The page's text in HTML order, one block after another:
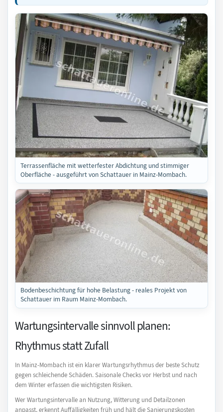
Terrassenfläche mit wetterfester Abdichtung und stimmiger
Oberfläche - ausgeführt von Schattauer in Mainz-Mombach.
Bodenbeschichtung für hohe Belastung - reales Projekt von
Schattauer im Raum Mainz-Mombach.
Wartungsintervalle sinnvoll planen:
Rhythmus statt Zufall
In Mainz-Mombach ist ein klarer Wartungsrhythmus der beste Schutz
gegen schleichende Schäden. Saisonale Checks vor Herbst und nach
dem Winter erfassen die wichtigsten Risiken.
Wer Wartungsintervalle an Nutzung, Witterung und Detailzonen
anpasst, erkennt Auffälligkeiten früh und hält die Sanierungskosten